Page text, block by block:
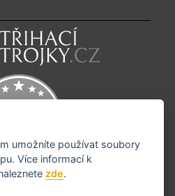
platby GoPay
umožníte používat soubory
k
zde.